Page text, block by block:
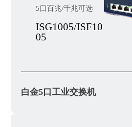
5口百兆/千兆可选
ISG1005/ISF10
05
白金5口工业交换机